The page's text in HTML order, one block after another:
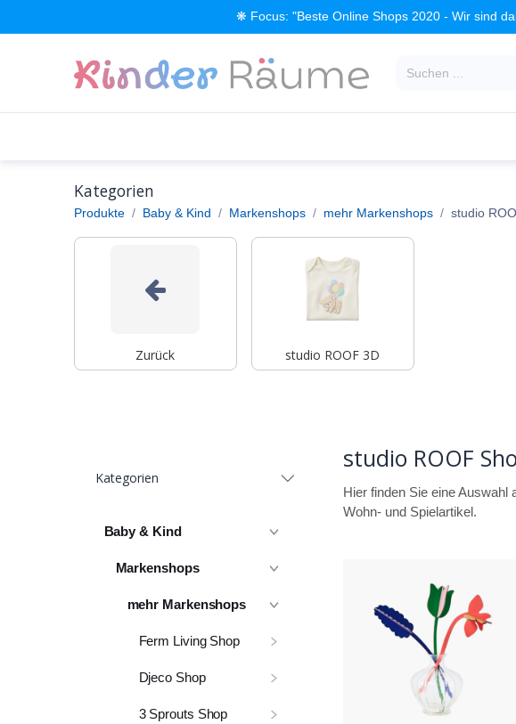
❋ Focus: "Beste Online Shops 2020 - Wir sind
Kategorien
Produkte Baby & Kind Markenshops mehr Markenshops studio
Zurück studio ROOF 3D
Kategorien
Baby & Kind
Markenshops
mehr Markenshops
Ferm Living Shop
Djeco Shop
3 Sprouts Shop
studio ROOF
Hier finden Sie eine
Wohn- und Spielartikel.